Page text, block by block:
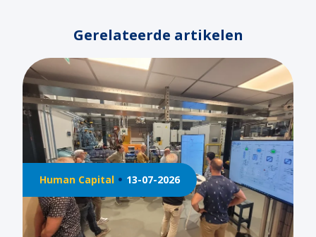
Gerelateerde artikelen
Human Capital 18-05-2026